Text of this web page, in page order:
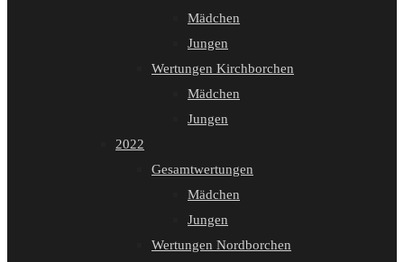
Mädchen
Jungen
Wertungen Kirchborchen
Mädchen
Jungen
2022
Gesamtwertungen
Mädchen
Jungen
Wertungen Nordborchen